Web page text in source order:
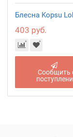
Блесна Kopsu
403 руб.
Сообщить